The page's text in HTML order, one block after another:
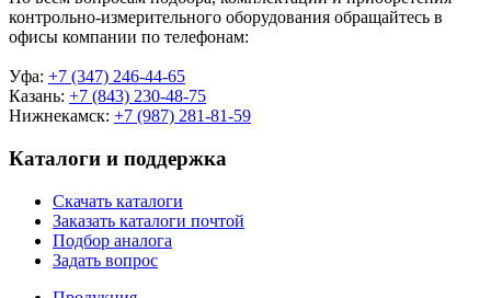
контрольно-измерительного оборудования обращайтесь в
офисы компании по телефонам:
Уфа: +7 (347) 246-44-65
Казань: +7 (843) 230-48-75
Нижнекамск: +7 (987) 281-81-59
Каталоги и поддержка
Скачать каталоги
Заказать каталоги почтой
Подбор аналога
Задать вопрос